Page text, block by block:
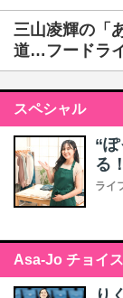
三山凌輝の「
道…フードラ
スペシャル
“
る
ライ
Asa-Jo チョイス